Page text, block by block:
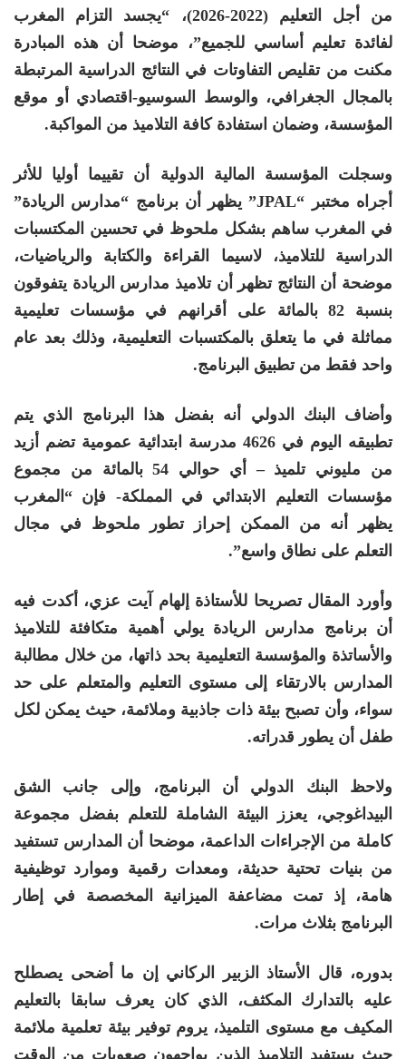
من أجل التعليم (2022-2026)، “يجسد التزام المغرب
لفائدة تعليم أساسي للجميع”، موضحا أن هذه المبادرة
مكنت من تقليص التفاوتات في النتائج الدراسية المرتبطة
بالمجال الجغرافي، والوسط السوسيو-اقتصادي أو موقع
المؤسسة، وضمان استفادة كافة التلاميذ من المواكبة.
وسجلت المؤسسة المالية الدولية أن تقييما أوليا للأثر
أجراه مختبر “JPAL” يظهر أن برنامج “مدارس الريادة”
في المغرب ساهم بشكل ملحوظ في تحسين المكتسبات
الدراسية للتلاميذ، لاسيما القراءة والكتابة والرياضيات،
موضحة أن النتائج تظهر أن تلاميذ مدارس الريادة يتفوقون
بنسبة 82 بالمائة على أقرانهم في مؤسسات تعليمية
مماثلة في ما يتعلق بالمكتسبات التعليمية، وذلك بعد عام
واحد فقط من تطبيق البرنامج.
وأضاف البنك الدولي أنه بفضل هذا البرنامج الذي يتم
تطبيقه اليوم في 4626 مدرسة ابتدائية عمومية تضم أزيد
من مليوني تلميذ – أي حوالي 54 بالمائة من مجموع
مؤسسات التعليم الابتدائي في المملكة- فإن “المغرب
يظهر أنه من الممكن إحراز تطور ملحوظ في مجال
التعلم على نطاق واسع”.
وأورد المقال تصريحا للأستاذة إلهام آيت عزي، أكدت فيه
أن برنامج مدارس الريادة يولي أهمية متكافئة للتلاميذ
والأساتذة والمؤسسة التعليمية بحد ذاتها، من خلال مطالبة
المدارس بالارتقاء إلى مستوى التعليم والمتعلم على حد
سواء، وأن تصبح بيئة ذات جاذبية وملائمة، حيث يمكن لكل
طفل أن يطور قدراته.
ولاحظ البنك الدولي أن البرنامج، وإلى جانب الشق
البيداغوجي، يعزز البيئة الشاملة للتعلم بفضل مجموعة
كاملة من الإجراءات الداعمة، موضحا أن المدارس تستفيد
من بنيات تحتية حديثة، ومعدات رقمية وموارد توظيفية
هامة، إذ تمت مضاعفة الميزانية المخصصة في إطار
البرنامج بثلاث مرات.
بدوره، قال الأستاذ الزبير الركاني إن ما أضحى يصطلح
عليه بالتدارك المكثف، الذي كان يعرف سابقا بالتعليم
المكيف مع مستوى التلميذ، يروم توفير بيئة تعلمية ملائمة
حيث يستفيد التلاميذ الذين يواجهون صعوبات من الوقت